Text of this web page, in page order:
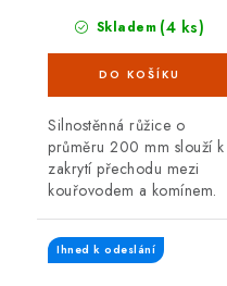
Skladem (4 ks)
Silnostěnná růžice o
průměru 200 mm slouží k
zakrytí přechodu mezi
kouřovodem a komínem.
plechu 1,5 mm.
Ihned k odeslání